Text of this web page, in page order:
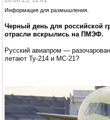
Информация для размышления.
Черный день для российской
отрасли вскрылись на ПМЭФ.
Русский авиапром —
летают Ту-214 и МС-21?